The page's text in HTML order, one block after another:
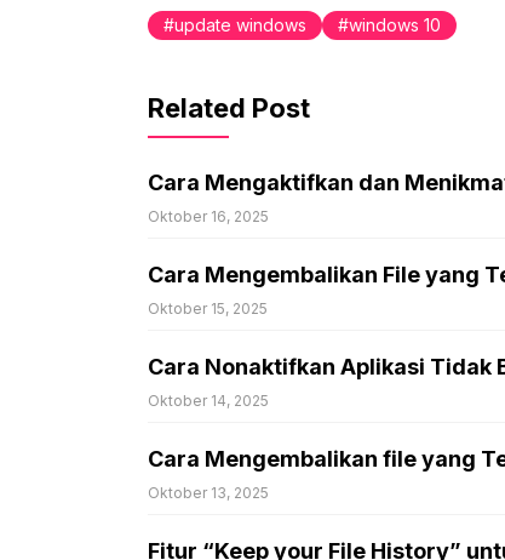
update windows windows 10
Related Post
Cara Mengaktifkan dan
Oktober 16, 2025
Cara Mengembalikan File yang
Oktober 15, 2025
Cara Nonaktifkan Aplikasi Tidak
Oktober 14, 2025
Cara Mengembalikan file yang
Oktober 13, 2025
Fitur “Keep your File History”